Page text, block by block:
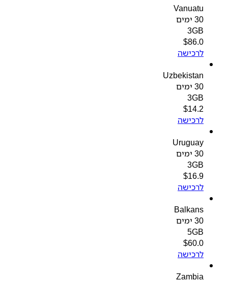
Vanuatu
3GB
$86.0
לרכישה
Uzbekistan
3GB
$14.2
לרכישה
Uruguay
3GB
$16.9
לרכישה
Balkans
5GB
$60.0
לרכישה
Zambia